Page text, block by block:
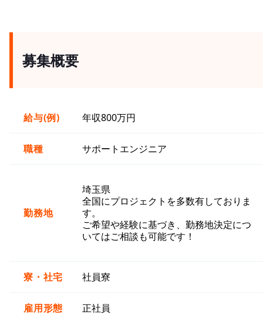
募集概要
給与(例) 年収800万円
職種 サポートエンジニア
勤務地
埼玉県
全国にプロジェクトを多数有しておりま
す。
ご希望や経験に基づき、勤務地決定につ
いてはご相談も可能です！
寮・社宅 社員寮
雇用形態 正社員